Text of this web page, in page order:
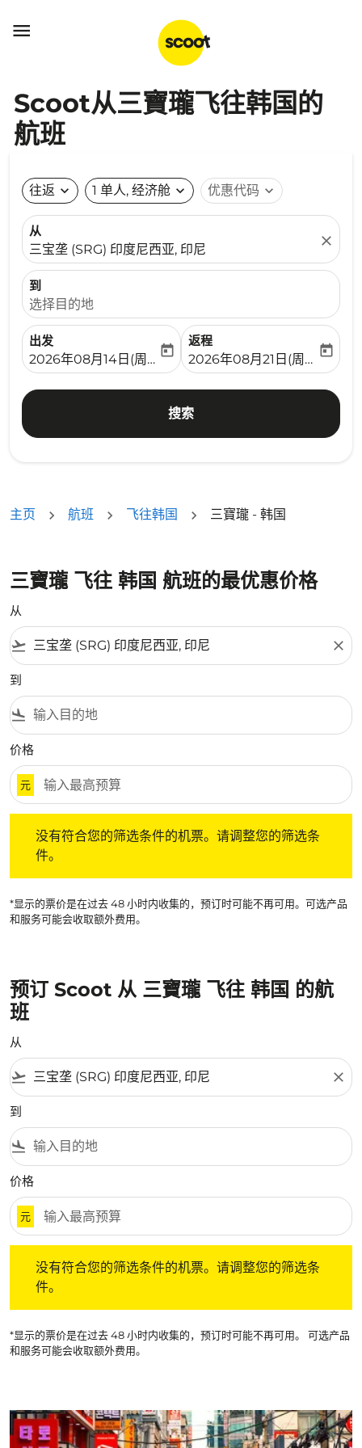

Scoot从三寶瓏飞往韩国的
航班
往返 expand_more 1 单人, 经济舱 expand_more 优惠代码 expand_more
从
三宝垄 (SRG) 印度尼西亚, 印尼
close
到
选择目的地
出发
fc-booking-departure-date-aria-label
2026年08月14日(周五)
today
返程
fc-booking-return-date-
2026年08月21日(周五)
today
搜索
主页 航班 飞往韩国 三寶瓏 - 韩国
三寶瓏 飞往 韩国 航班的最优惠价格
从
flight_takeoff close
到
flight_land
价格
元
没有符合您的筛选条件的机票。请调整您的筛选条
件。
*显示的票价是在过去 48 小时内收集的，预订时可能不再可用。可选产品
和服务可能会收取额外费用。
预订 Scoot 从 三寶瓏 飞往 韩国 的航
班
从
flight_takeoff close
到
flight_land
价格
元
没有符合您的筛选条件的机票。请调整您的筛选条
件。
*显示的票价是在过去 48 小时内收集的，预订时可能不再可用。 可选产品
和服务可能会收取额外费用。